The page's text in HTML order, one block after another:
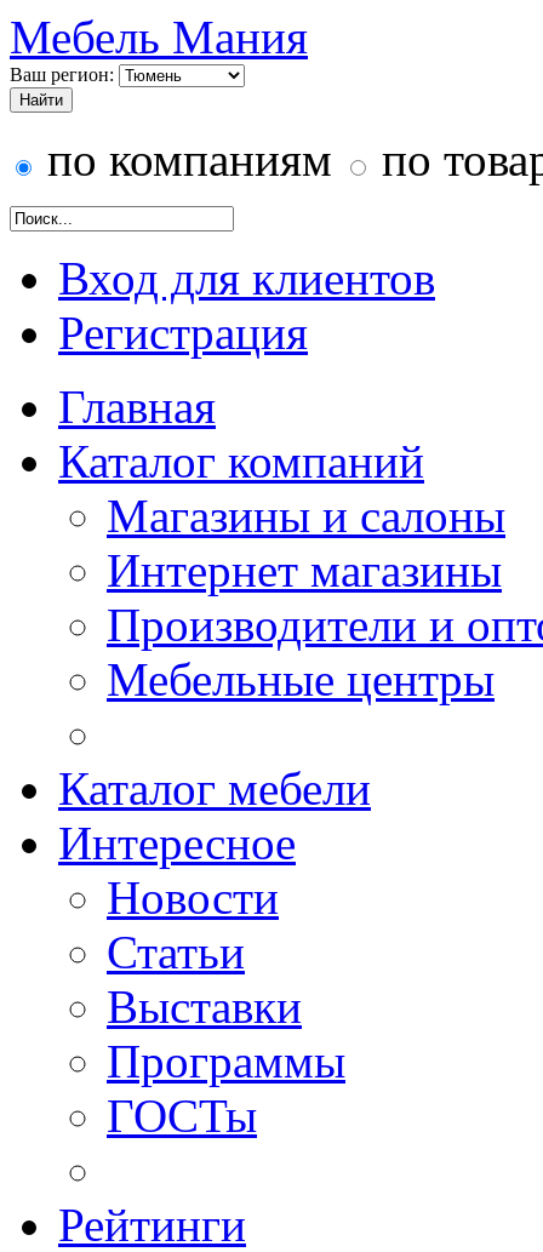
Мебель Мания
Ваш регион:
по компаниям по
Вход для клиентов
Регистрация
Главная
Каталог компаний
Магазины и салоны
Интернет магазины
Производители и
Мебельные центры
Каталог мебели
Интересное
Новости
Статьи
Выставки
Программы
ГОСТы
Рейтинги